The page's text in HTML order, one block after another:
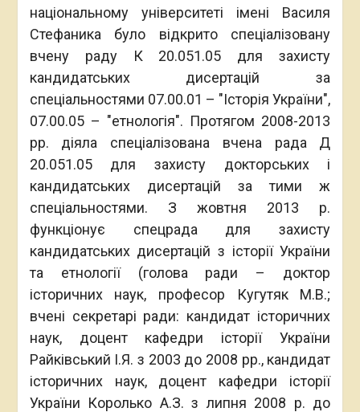
національному університеті імені Василя
Стефаника було відкрито спеціалізовану
вчену раду К 20.051.05 для захисту
кандидатських дисертацій за
спеціальностями 07.00.01 – ″Історія України″,
07.00.05 – ″етнологія″. Протягом 2008-2013
рр. діяла спеціалізована вчена рада Д
20.051.05 для захисту докторських і
кандидатських дисертацій за тими ж
спеціальностями. З жовтня 2013 р.
функціонує спецрада для захисту
кандидатських дисертацій з історії України
та етнології (голова ради – доктор
історичних наук, професор Кугутяк М.В.;
вчені секретарі ради: кандидат історичних
наук, доцент кафедри історії України
Райківський І.Я. з 2003 до 2008 рр., кандидат
історичних наук, доцент кафедри історії
України Королько А.З. з липня 2008 р. до